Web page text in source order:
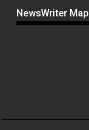
NewsWriter Map